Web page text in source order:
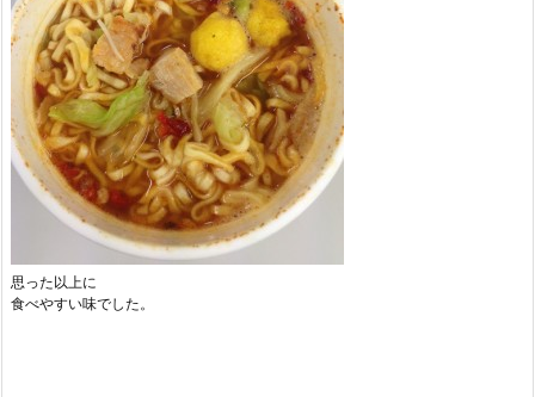
思った以上に
食べやすい味でした。